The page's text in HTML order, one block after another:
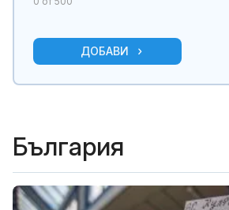
ДОБАВИ
България